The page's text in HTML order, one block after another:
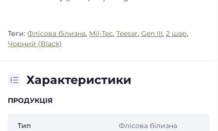
Теги: Флісова білизна, Mil-Tec, Teesar, Gen III, 2 шар,
Чорний (Black)
Характеристики
ПРОДУКЦІЯ
Тип Флісова білизна